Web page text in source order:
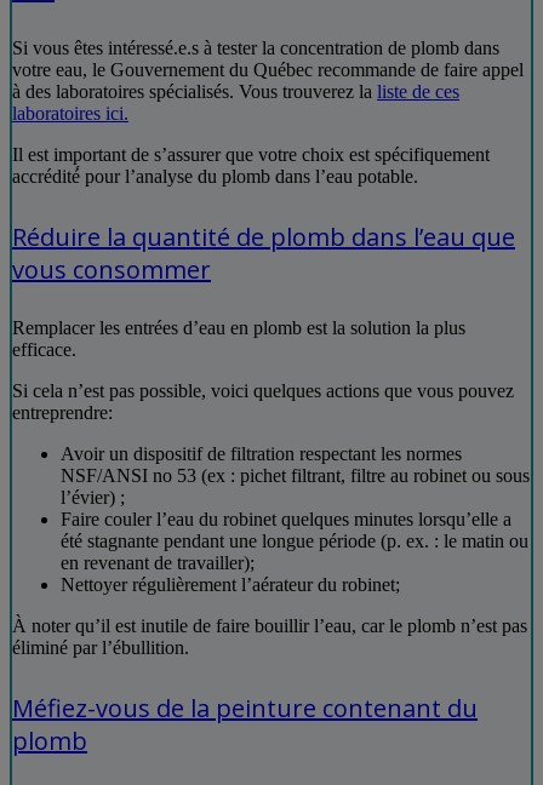
Si vous êtes intéressé.e.s à tester la concentration de plomb dans
votre eau, le Gouvernement du Québec recommande de faire appel
à des laboratoires spécialisés. Vous trouverez la liste de ces
laboratoires ici.
Il est important de s’assurer que votre choix est spécifiquement
accrédité́ pour l’analyse du plomb dans l’eau potable.
Réduire la quantité de plomb dans l’eau que
vous consommer
Remplacer les entrées d’eau en plomb est la solution la plus
efficace.
Si cela n’est pas possible, voici quelques actions que vous pouvez
entreprendre:
Avoir un dispositif de filtration respectant les normes
NSF/ANSI no 53 (ex : pichet filtrant, filtre au robinet ou sous
l’évier) ;
Faire couler l’eau du robinet quelques minutes lorsqu’elle a
été stagnante pendant une longue période (p. ex. : le matin ou
en revenant de travailler);
Nettoyer régulièrement l’aérateur du robinet;
À noter qu’il est inutile de faire bouillir l’eau, car le plomb n’est pas
éliminé par l’ébullition.
Méfiez-vous de la peinture contenant du
plomb